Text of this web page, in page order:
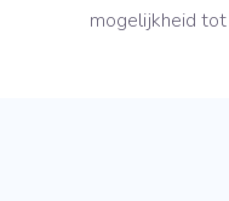
mogelijkheid